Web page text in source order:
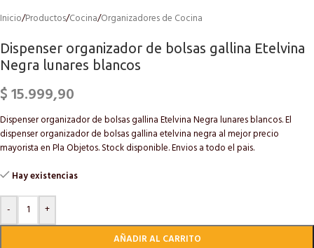
Inicio/Productos/Cocina/Organizadores de Cocina
Dispenser organizador de bolsas gallina Etelvina
Negra lunares blancos
$15.999,90
Dispenser organizador de bolsas gallina Etelvina Negra lunares blancos. El
dispenser organizador de bolsas gallina etelvina negra al mejor precio
mayorista en Pla Objetos. Stock disponible. Envios a todo el pais.
Hay existencias
-
+
AÑADIR AL CARRITO